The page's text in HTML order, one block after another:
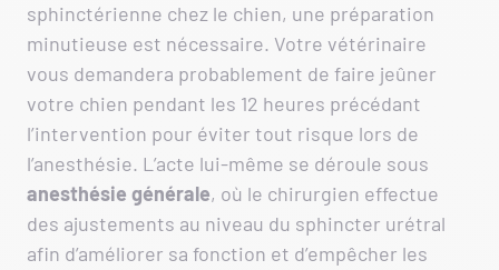
sphinctérienne chez le chien, une préparation
minutieuse est nécessaire. Votre vétérinaire
vous demandera probablement de faire jeûner
votre chien pendant les 12 heures précédant
l’intervention pour éviter tout risque lors de
l’anesthésie. L’acte lui-même se déroule sous
anesthésie générale, où le chirurgien effectue
des ajustements au niveau du sphincter urétral
afin d’améliorer sa fonction et d’empêcher les